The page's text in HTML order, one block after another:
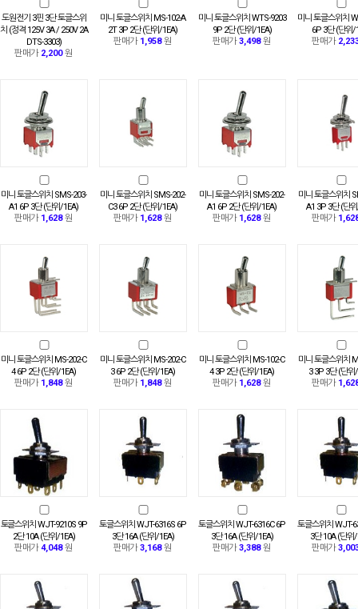
도원전기 3핀 3단 토글스위
치 (정격 125V 3A / 250V 2A
DTS-3303)
판매가 2,200원
미니 토글스위치 MS-102-A
2T 3P 2단 (단위/1EA)
판매가 1,958원
미니 토글스위치 WTS-9203
9P 2단 (단위/1EA)
판매가3,498원
미니 토글스위치
6P 3단 (단위/
판매가
미니 토글스위치 SMS-203-
A1 6P 3단 (단위/1EA)
판매가 1,628원
미니 토글스위치 SMS-202-
C3 6P 2단 (단위/1EA)
판매가 1,628원
미니 토글스위치 SMS-202-
A1 6P 2단 (단위/1EA)
판매가 1,628원
미니 토글스위치
A1 3P 3단 (단
판매가
미니 토글스위치 MS-202-C
4 6P 2단 (단위/1EA)
판매가 1,848원
미니 토글스위치 MS-202-C
3 6P 2단 (단위/1EA)
판매가 1,848원
미니 토글스위치 MS-102-C
4 3P 2단 (단위/1EA)
판매가 1,628원
미니 토글스위치
3 3P 3단 (단위
판매가
토글스위치 WJT-9210S 9P
2단 10A (단위/1EA)
판매가4,048원
토글스위치 WJT-6316S 6P
3단 16A (단위/1EA)
판매가3,168원
토글스위치 WJT-6316C 6P
3단 16A (단위/1EA)
판매가3,388원
토글스위치 WJT-
3단 10A (단위
판매가